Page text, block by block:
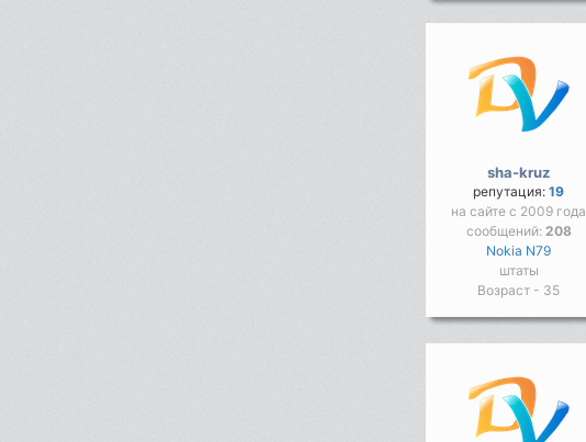
sha-kruz
репутация:19
на сайте с 2009 года
сообщений: 208
Nokia N79
штаты
Возраст - 35